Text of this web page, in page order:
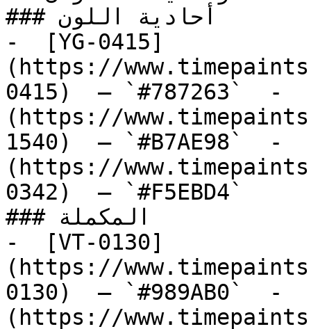
### أحادية اللون
-  [YG-0415]
(https://
0415)  — `#787263`  -
(https://
1540)  — `#B7AE98`  -
(https://
0342)  — `#F5EBD4`
### المكملة
-  [VT-0130]
(https://
0130)  — `#989AB0`  -
(https://